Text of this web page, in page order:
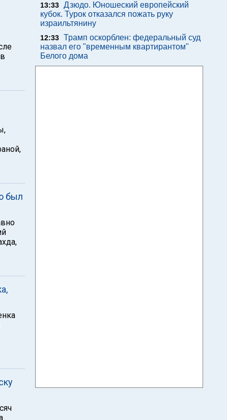
был
13:33 Дзюдо. Юношеский европейский
кубок. Турок отказался пожать руку
израильтянину
12:33 Трамп оскорблен: федеральный суд
назвал его "временным квартирантом"
Белого дома